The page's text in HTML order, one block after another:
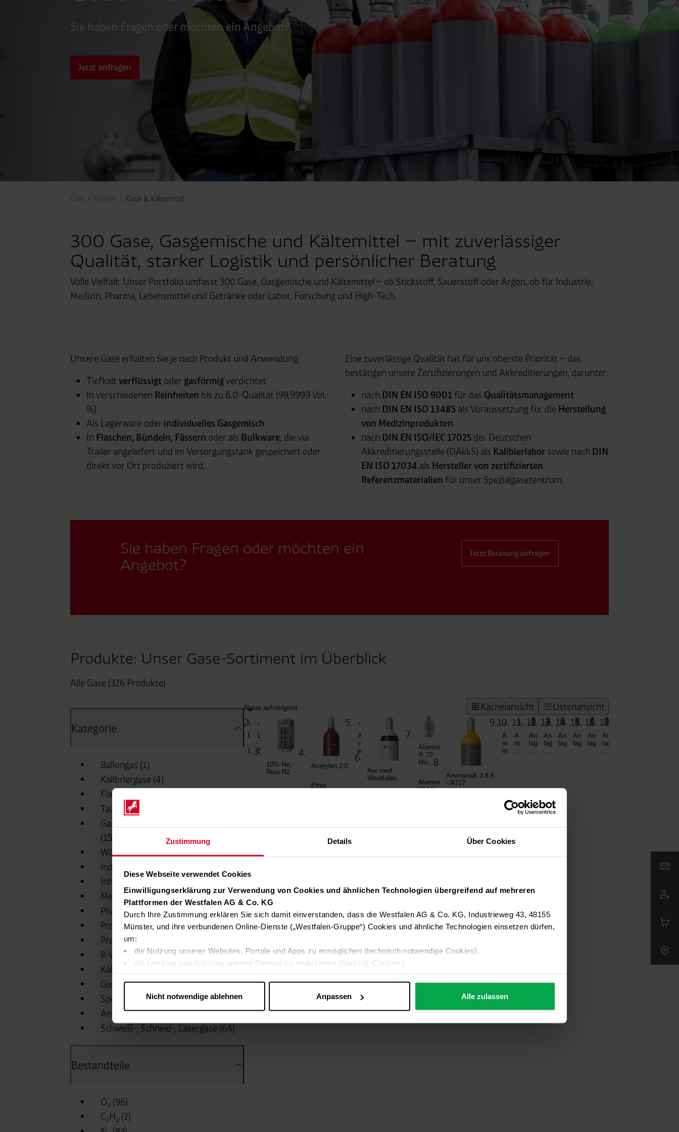
Zustimmung Details Über Cookies
Diese Webseite verwendet Cookies
Einwilligungserklärung zur Verwendung von Cookies und ähnlichen Technologien übergreifend auf mehreren
Plattformen der Westfalen AG & Co. KG
Durch Ihre Zustimmung erklären Sie sich damit einverstanden, dass die Westfalen AG & Co. KG, Industrieweg 43, 48155
Münster, und ihre verbundenen Online-Dienste („Westfalen-Gruppe“) Cookies und ähnliche Technologien einsetzen dürfen,
um:
die Nutzung unserer Websites, Portale und Apps zu ermöglichen (technisch notwendige Cookies),
die Leistung und Nutzung unserer Dienste zu analysieren (Statistik-Cookies),
Diese Einwilligung gilt für alle Online-Dienste der Westfalen-Gruppe, die ein gemeinsames Consent-Management-System
nutzen. Ihre Entscheidung wird domainübergreifend erkannt und respektiert, damit Sie nicht auf jeder Plattform erneut
zustimmen müssen.
Betroffene Online-Dienste:westfalen.com, hub.westfalen.com
§ 25 Abs. 1 TDDDG (für technisch notwendige Cookies).
Empfänger und Datenübermittlung:
Nicht notwendige ablehnen Anpassen Alle zulassen
Sie haben Fragen oder möchten ein Angebot?
Jetzt anfragen
Gase + Energie Gase & Kältemittel
300 Gase, Gasgemische und Kältemittel – mit zuverlässiger
Qualität, starker Logistik und persönlicher Beratung
Volle Vielfalt: Unser Portfolio umfasst 300 Gase, Gasgemische und Kältemittel – ob Stickstoff, Sauerstoff oder Argon, ob für Industrie,
Medizin, Pharma, Lebensmittel und Getränke oder Labor, Forschung und High-Tech.
Unsere Gase erhalten Sie je nach Produkt und Anwendung:
Tiefkalt verflüssigtoder gasförmig verdichtet
In verschiedenen Reinheiten bis zu 6.0-Qualität (99,9999 Vol.-
%)
Als Lagerware oder individuelles Gasgemisch
In Flaschen, Bündeln, Fässern oder als Bulkware, die via
Trailer angeliefert und im Versorgungstank gespeichert oder
direkt vor Ort produziert wird.
Eine zuverlässige Qualität hat für uns oberste Priorität – das
bestätigen unsere Zertifizierungen und Akkreditierungen, darunter:
nach DIN EN ISO 9001 für das Qualitätsmanagement
nach DIN EN ISO 13485als Voraussetzung für die Herstellung
von Medizinprodukten
nach DIN EN ISO/IEC 17025 der Deutschen
Akkreditierungsstelle (DAkkS) als Kalibierlaborsowie nach DIN
EN ISO 17034 als Hersteller von zertifizierten
Referenzmaterialien für unser Spezialgasezentrum.
Sie haben Fragen oder möchten ein
Angebot?
Jetzt Beratung anfragen
Produkte: Unser Gase-Sortiment im Überblick